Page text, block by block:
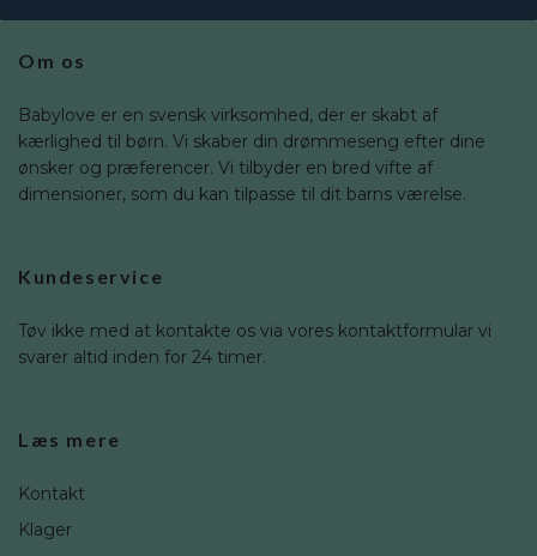
Om os
Babylove er en svensk virksomhed, der er skabt af
kærlighed til børn. Vi skaber din drømmeseng efter dine
ønsker og præferencer. Vi tilbyder en bred vifte af
dimensioner, som du kan tilpasse til dit barns værelse.
Kundeservice
Tøv ikke med at kontakte os via vores kontaktformular vi
svarer altid inden for 24 timer.
Læs mere
Kontakt
Klager